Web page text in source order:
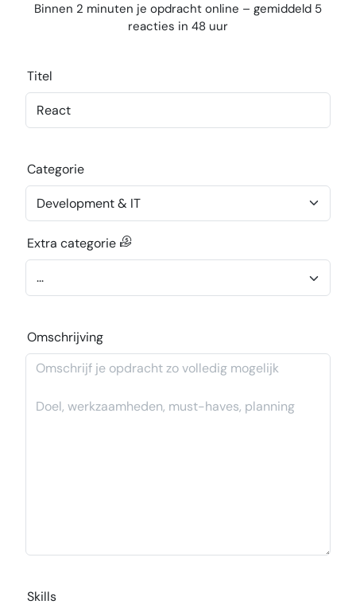
Binnen 2 minuten je opdracht online – gemiddeld 5
reacties in 48 uur
Titel
Categorie
Extra categorie
Omschrijving
Skills